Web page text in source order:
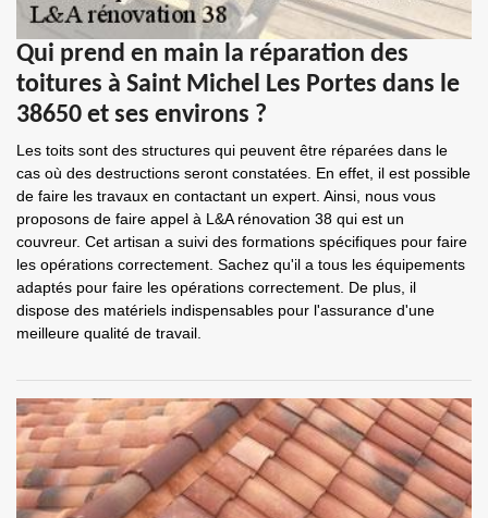
Qui prend en main la réparation des
toitures à Saint Michel Les Portes dans le
38650 et ses environs ?
Les toits sont des structures qui peuvent être réparées dans le
cas où des destructions seront constatées. En effet, il est possible
de faire les travaux en contactant un expert. Ainsi, nous vous
proposons de faire appel à L&A rénovation 38 qui est un
couvreur. Cet artisan a suivi des formations spécifiques pour faire
les opérations correctement. Sachez qu'il a tous les équipements
adaptés pour faire les opérations correctement. De plus, il
dispose des matériels indispensables pour l'assurance d'une
meilleure qualité de travail.